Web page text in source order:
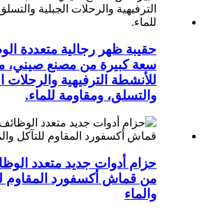
حقيبة ظهر رجالية متعددة
سعة كبيرة من مصنع صيني،
للأنشطة الترفيهية والرحلات
والتسلق، ومقاومة للماء.
حزام أدوات جديد متعدد
من قماش أكسفورد المقاوم
والماء